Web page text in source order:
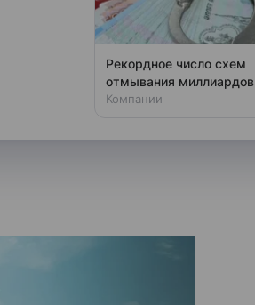
строительству
назвал две
Рекордное число схем
отмывания миллиардов
раскрыли в России
Компании